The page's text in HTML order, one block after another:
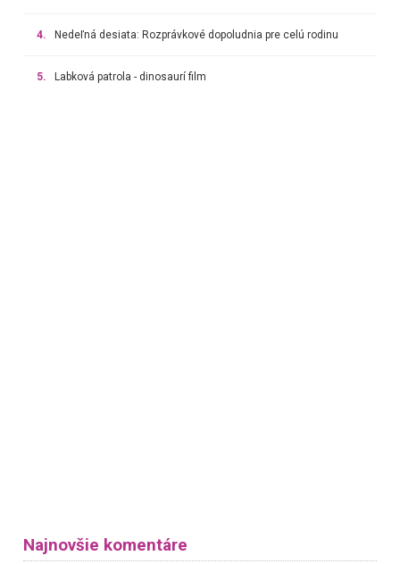
4. Nedeľná desiata: Rozprávkové dopoludnia pre celú rodinu
5. Labková patrola - dinosaurí film
Najnovšie komentáre